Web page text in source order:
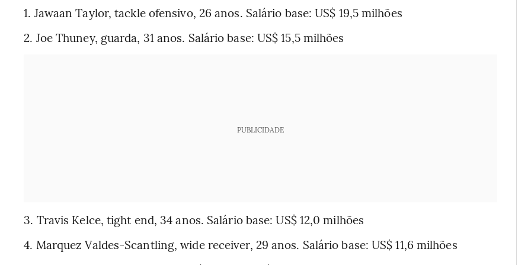
1. Jawaan Taylor, tackle ofensivo, 26 anos. Salário base: US$ 19,5 milhões
2. Joe Thuney, guarda, 31 anos. Salário base: US$ 15,5 milhões
PUBLICIDADE
3. Travis Kelce, tight end, 34 anos. Salário base: US$ 12,0 milhões
4. Marquez Valdes-Scantling, wide receiver, 29 anos. Salário base: US$ 11,6 milhões